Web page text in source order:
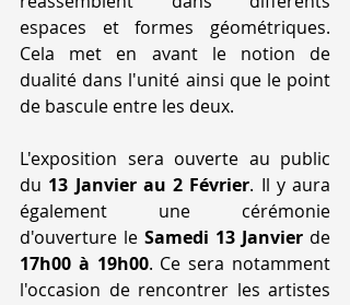
espaces et formes géométriques.
Cela met en avant le notion de
dualité dans l'unité ainsi que le point
de bascule entre les deux.
L'exposition sera ouverte au public
du 13 Janvier au 2 Février. Il y aura
également une cérémonie
d'ouverture le Samedi 13 Janvier
17h00 à 19h00. Ce sera notamment
l'occasion de rencontrer les artistes